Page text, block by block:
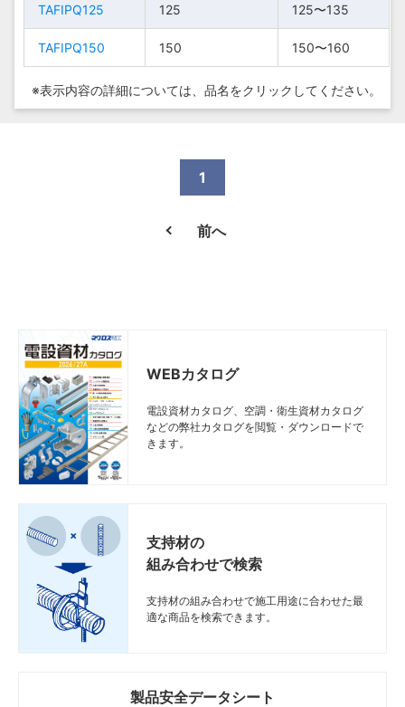
TAFIPQ100
110
125〜
135
TAFIPQ125 125 125〜135
TAFIPQ150 150 150〜160
TAFIPQ100
110
125〜
135
TAFIPQ125 125 125〜135
TAFIPQ150 150 150〜160
※表示内容の詳細については、 品名をクリックしてください。
1
前へ
WEBカタログ
電設資材カタログ、空調・衛生資材カタログ
などの弊社カタログを閲覧・ダウンロードで
きます。
支持材の
組み合わせで検索
支持材の組み合わせで施工用途に合わせた最
適な商品を検索できます。
製品安全データシート